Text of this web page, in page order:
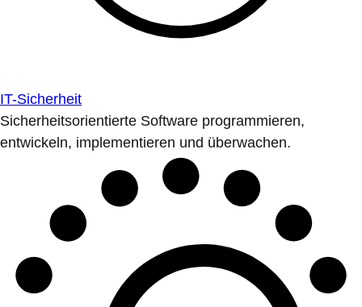
IT-Sicherheit
Sicherheitsorientierte Software programmieren,
entwickeln, implementieren und überwachen.